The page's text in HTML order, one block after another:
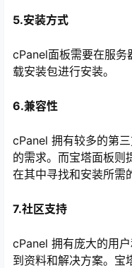
5.安装方式
cPanel面板需要在服务
载安装包进行安装。
6.兼容性
cPanel 拥有较多的第
的需求。而宝塔面板则
在其中寻找和安装所需
7.社区支持
cPanel 拥有庞大的用
到资料和解决方案。宝